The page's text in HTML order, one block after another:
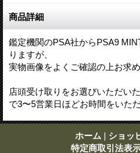
商品詳細
鑑定機関のPSA社からPSA9
りますが、
実物画像をよくご確認の上お求め
店頭受け取りをお選びいただい
で3〜5営業日ほどお時間をいた
ホーム | ショッ
特定商取引法表